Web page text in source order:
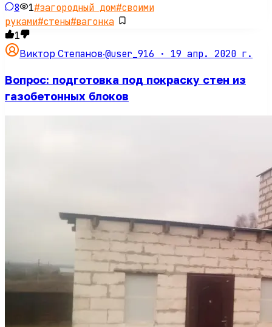
8 1#загородный дом#своими
руками#стены#вагонка
1
Виктор Степанов·@user_916 · 19 апр. 2020 г.
Вопрос: подготовка под покраску стен из
газобетонных блоков